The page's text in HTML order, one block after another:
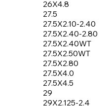
26X4.8
27.5
27.5X2.10-2.40
27.5X2.40-2.80
27.5X2.40WT
27.5X2.50WT
27.5X2.80
27.5X4.0
27.5X4.5
29
29X2.125-2.4